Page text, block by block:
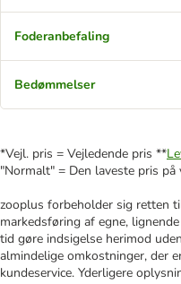
Foderanbefaling
Bedømmelser
*Vejl. pris = Vejledende pris **
"Normalt" = Den laveste pris
zooplus forbeholder sig retten
markedsføring af egne,
tid gøre indsigelse herimod
almindelige omkostninger, der
kundeservice. Yderligere